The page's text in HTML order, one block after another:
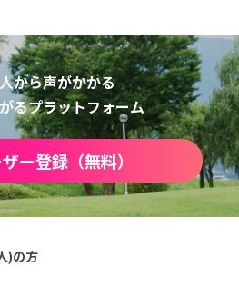
から声がかかる
るプラットフォーム
ー登録（無料）
)の方